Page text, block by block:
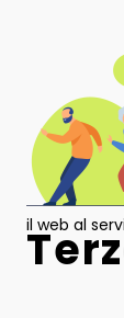
il web al